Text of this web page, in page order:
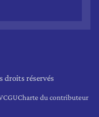
droits réservés
CGUCharte du contributeur